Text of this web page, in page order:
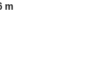
m